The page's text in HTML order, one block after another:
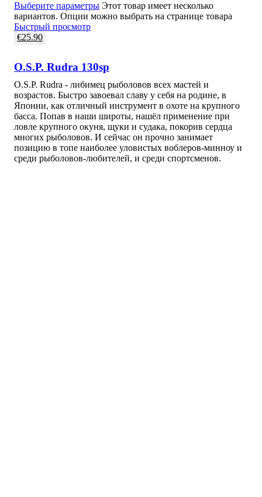
Выберите параметры Этот товар имеет несколько
вариантов. Опции можно выбрать на странице товара
Быстрый просмотр
€25.90
O.S.P. Rudra 130sp
O.S.P. Rudra - либимец рыболовов всех мастей и
возрастов. Быстро завоевал славу у себя на родине, в
Японии, как отличный инструмент в охоте на крупного
басса. Попав в наши широты, нашёл применение при
ловле крупного окуня, щуки и судака, покорив сердца
многих рыболовов. И сейчас он прочно занимает
позицию в топе наиболее уловистых воблеров-минноу и
среди рыболовов-любителей, и среди спортсменов.